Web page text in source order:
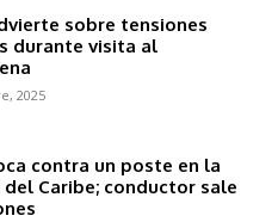
sobre tensiones
durante visita al
2025
contra un poste en la
Caribe; conductor sale